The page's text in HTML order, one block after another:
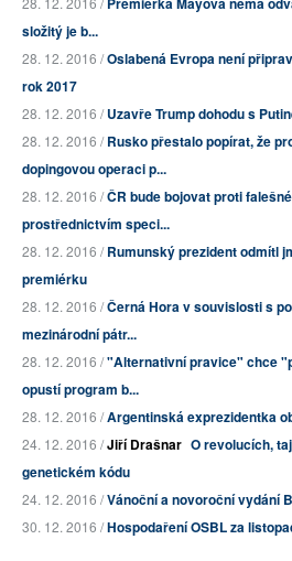
složitý je b...
28. 12. 2016 /Oslabená Evropa není
rok 2017
28. 12. 2016 /Uzavře Trump dohodu s
28. 12. 2016 /Rusko přestalo popírat, že
dopingovou operaci p...
28. 12. 2016 /ČR bude bojovat proti
prostřednictvím speci...
28. 12. 2016 /Rumunský prezident odmítl
premiérku
28. 12. 2016 /Černá Hora v souvislosti s
mezinárodní pátr...
28. 12. 2016 /"Alternativní pravice" chce
opustí program b...
28. 12. 2016 /Argentinská exprezidentka
24. 12. 2016 /Jiří Drašnar O revolucích,
genetickém kódu
24. 12. 2016 /Vánoční a novoroční vydání
30. 12. 2016 /Hospodaření OSBL za